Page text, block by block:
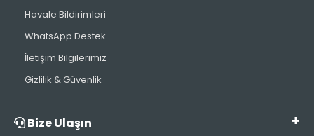
Havale Bildirimleri
WhatsApp Destek
İletişim Bilgilerimiz
Gizlilik & Güvenlik
Bize Ulaşın